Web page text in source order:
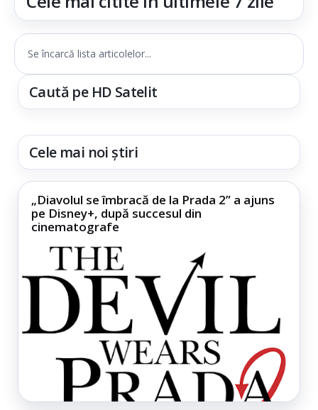
Se încarcă lista articolelor...
Caută pe HD Satelit
Cele mai noi știri
„Diavolul se îmbracă de la Prada 2” a ajuns
pe Disney+, după succesul din
cinematografe